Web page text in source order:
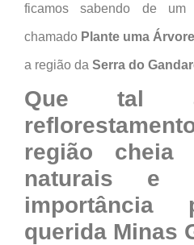
ficamos sabendo de um
chamado Plante uma Árvore
a região da Serra do
Que tal
região cheia
naturais e
importância
querida Minas